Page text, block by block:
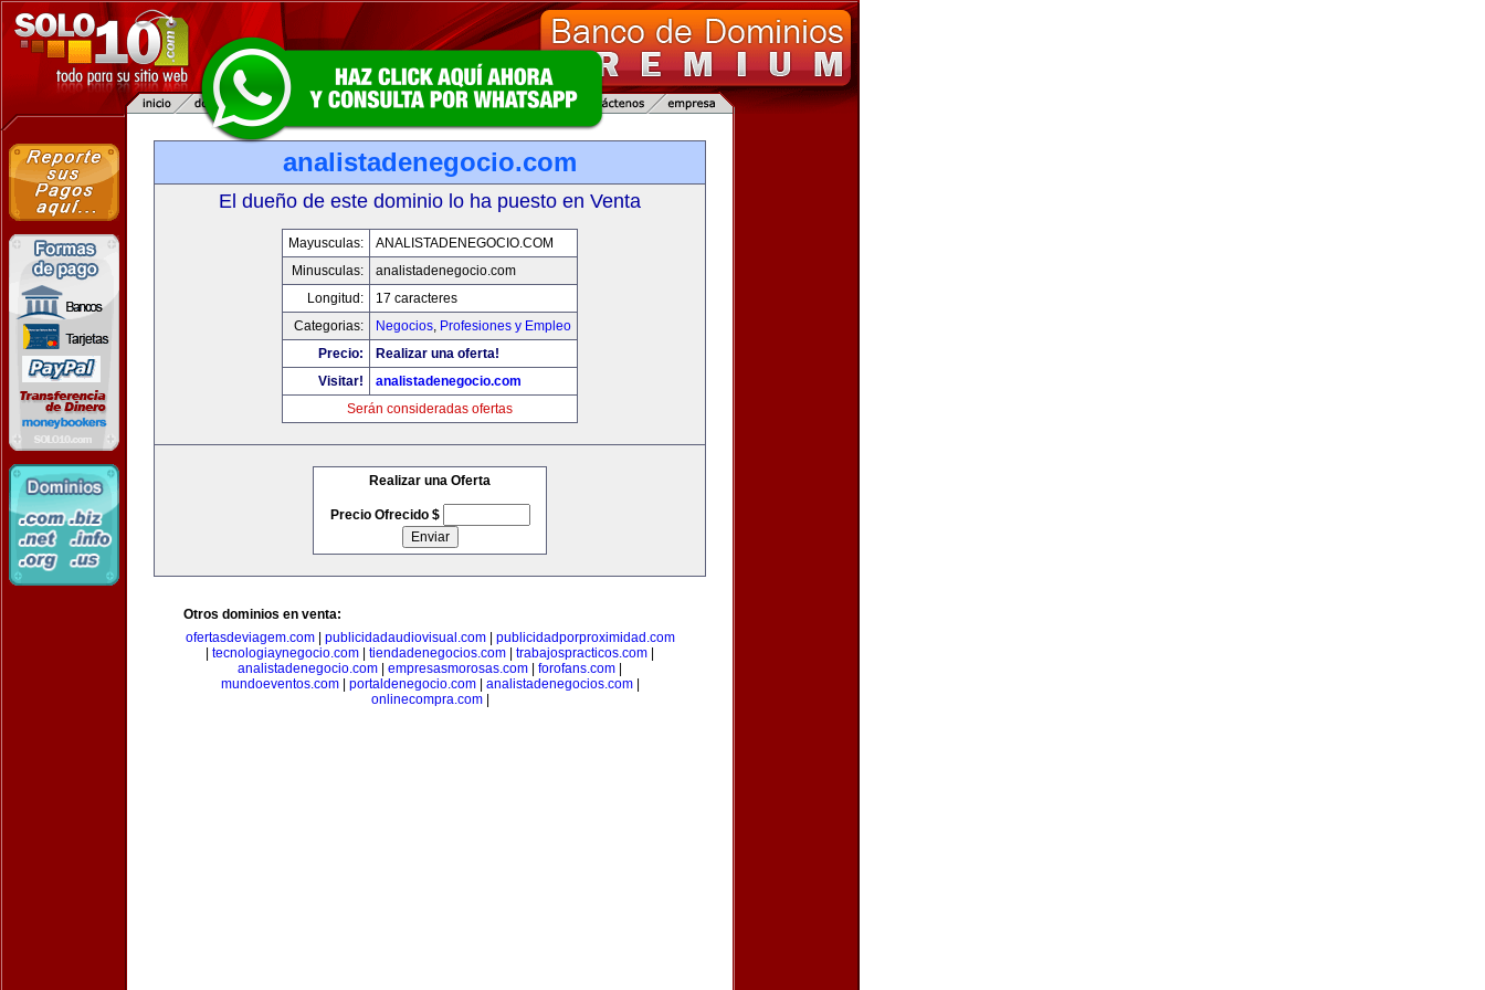
analistadenegocio.com
El dueño de este dominio lo ha puesto en Venta
Mayusculas:
ANALISTADENEGOCIO.COM
Minusculas:
analistadenegocio.com
Longitud:
17 caracteres
Categorias:
Negocios, Profesiones y Empleo
Precio:
Realizar una oferta!
Visitar!
analistadenegocio.com
Serán consideradas ofertas
Realizar una Oferta
Precio Ofrecido $
Otros dominios en venta:
ofertasdeviagem.com| publicidadaudiovisual.com| publicidadporproximidad.com
tecnologiaynegocio.com tiendadenegocios.com trabajospracticos.com
analistadenegocio.com
empresasmorosas.com forofans.com
mundoeventos.com| portaldenegocio.com| analistadenegocios.com|
onlinecompra.com|